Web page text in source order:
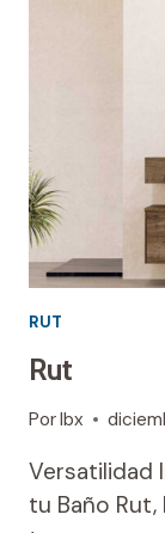
RUT
Rut
PorIbx
Versatilidad
tu Baño